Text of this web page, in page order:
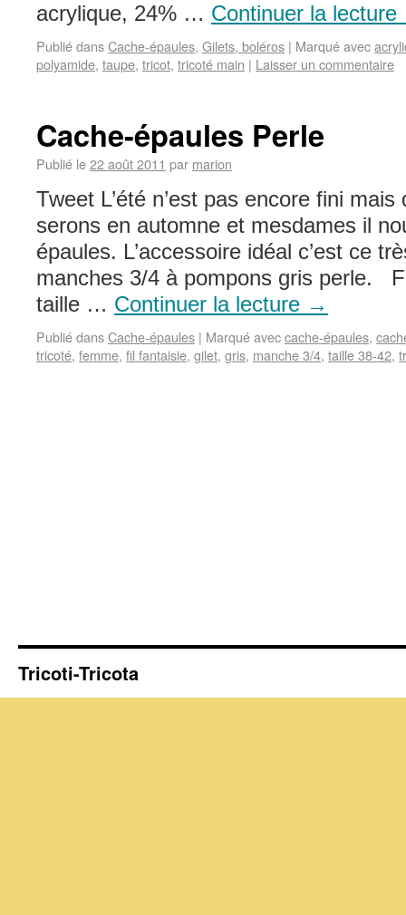
acrylique, 24% … Continuer la lecture
Publié dansCache-épaules, Gilets, boléros | Marqué avec
polyamide, taupe, tricot, tricoté main | Laisser un commentaire
Cache-épaules Perle
Publié le22 août 2011 par marion
Tweet L’été n’est pas encore fini
serons en automne et mesdames il
épaules. L’accessoire idéal c’est ce
manches 3/4 à pompons gris perle.
taille … Continuer la lecture →
Publié dansCache-épaules | Marqué aveccache-épaules,
tricoté, femme, fil fantaisie, gilet, gris, manche 3/4, taille 38-42,
Tricoti-Tricota